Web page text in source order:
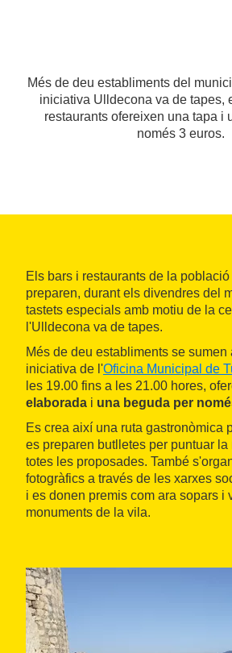
Més de deu establiments del
iniciativa Ulldecona va de tapes,
restaurants ofereixen una tapa i
només 3 euros.
Els bars i restaurants de la població
preparen, durant els divendres del
tastets especials amb motiu de la
l'Ulldecona va de tapes.
Més de deu establiments se sumen
iniciativa de l'Oficina Municipal de
les 19.00 fins a les 21.00 hores,
elaborada i una beguda per
Es crea així una ruta gastronòmica
es preparen butlletes per puntuar
totes les proposades. També
fotogràfics a través de les xarxes
i es donen premis com ara sopars i
monuments de la vila.